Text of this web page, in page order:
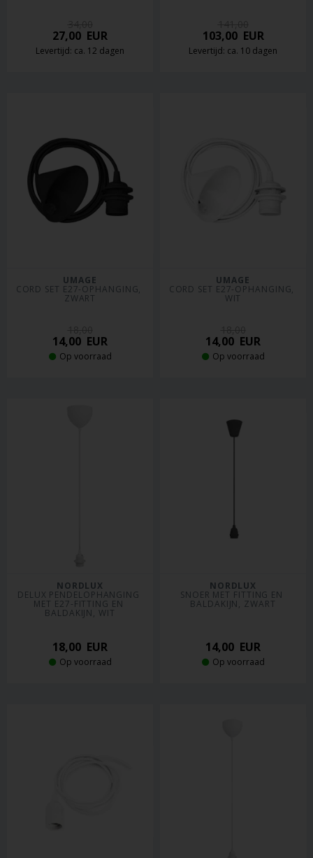
27,00 EUR
Levertijd: ca. 12 dagen
103,00EUR
Levertijd: ca. 10 dagen
UMAGE
CORD SET E27-OPHANGING,
ZWART
14,00 EUR
Op voorraad
UMAGE
CORD SET E27-OPHANGING,
WIT
14,00 EUR
Op voorraad
NORDLUX
DELUX PENDELOPHANGING
MET E27-FITTING EN
BALDAKIJN, WIT
18,00 EUR
Op voorraad
NORDLUX
SNOER MET FITTING EN
BALDAKIJN, ZWART
14,00 EUR
Op voorraad